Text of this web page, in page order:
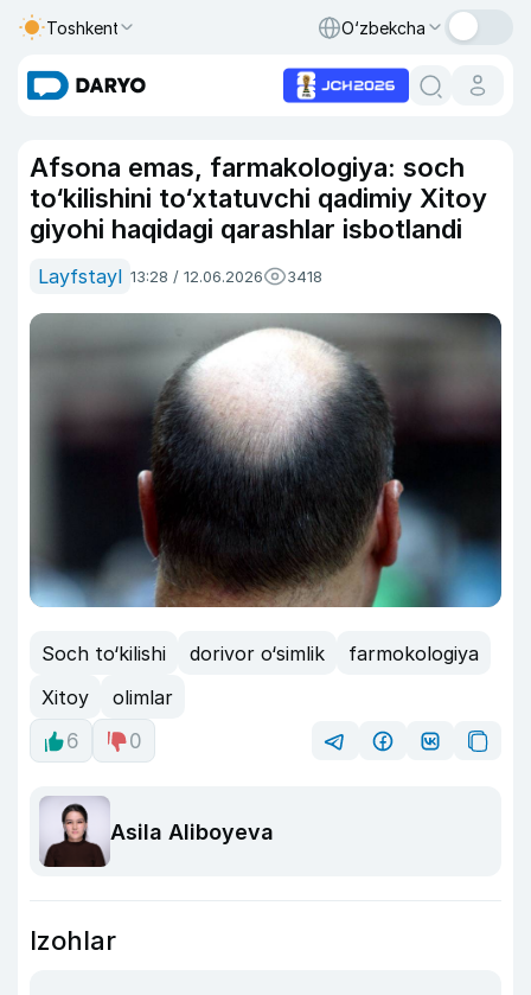
Toshkent O‘zbekcha
Afsona emas, farmakologiya: soch
to‘kilishini to‘xtatuvchi qadimiy Xitoy
giyohi haqidagi qarashlar isbotlandi
Layfstayl 13:28 / 12.06.2026 3418
Soch to‘kilishi dorivor o‘simlik
farmokologiya
Xitoy
olimlar
6
0
Asila Aliboyeva
Izohlar